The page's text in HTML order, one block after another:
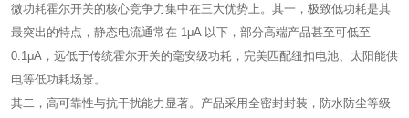
微功耗霍尔开关的核心竞争力集中在三大优势上。其一，极致低功耗是其
最突出的特点，静态电流通常在 1μA 以下，部分高端产品甚至可低至
0.1μA，远低于传统霍尔开关的毫安级功耗，完美匹配纽扣电池、太阳能供
电等低功耗场景。
其二，高可靠性与抗干扰能力显著。产品采用全密封封装，防水防尘等级